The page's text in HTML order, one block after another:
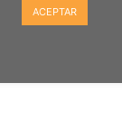
ACEPTAR